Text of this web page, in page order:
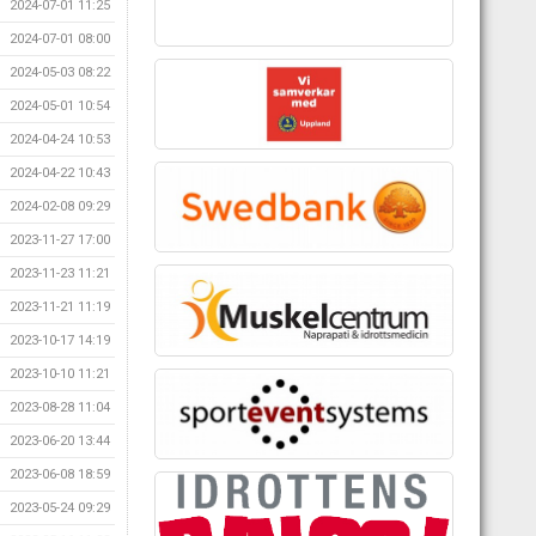
2024-07-01 11:25
2024-07-01 08:00
2024-05-03 08:22
2024-05-01 10:54
2024-04-24 10:53
2024-04-22 10:43
2024-02-08 09:29
2023-11-27 17:00
2023-11-23 11:21
2023-11-21 11:19
2023-10-17 14:19
2023-10-10 11:21
2023-08-28 11:04
2023-06-20 13:44
2023-06-08 18:59
2023-05-24 09:29